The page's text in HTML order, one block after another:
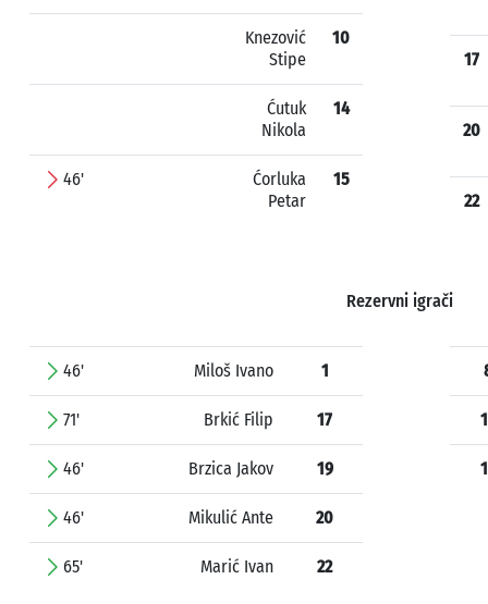
Knezović
Stipe
10
Ćutuk
Nikola
14
46'
Ćorluka
Petar
15
17
20
22
Rezervni igrači
46' Miloš Ivano 1
71' Brkić Filip 17
46' Brzica Jakov 19
46' Mikulić Ante 20
65' Marić Ivan 22